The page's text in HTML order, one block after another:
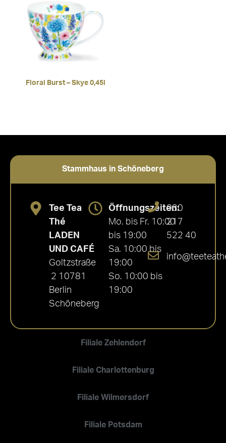
Floral Burst – Skye 0,45l
Stammhaus in Schöneberg
Filiale Zehlendorf
Filiale Charlottenburg
Filiale Wilmersdorf
Filiale Potsdam
Tee Tea
Thé
LADEN
UND CAFÉ
Goltzstraße
2 10781
Berlin
Schöneberg
Öffnungszeiten:
Mo. bis Fr. 10:00
bis 19:00
Sa. 10:00 bis
19:00
So. 10:00 bis
19:00
030
217
522 40